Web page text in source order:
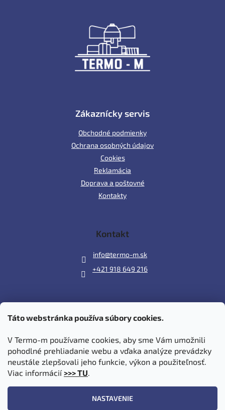
Táto webstránka používa súbory cookies.
V Termo-m používame cookies, aby sme Vám umožnili
pohodlné prehliadanie webu a vďaka analýze prevádzky
neustále zlepšovali jeho funkcie, výkon a použiteľnosť.
Viac informácií >>> TU.
NASTAVENIE
Zákaznícky servis
Obchodné podmienky
Ochrana osobných údajov
Cookies
Reklamácia
Doprava a poštovné
Kontakty
Kontakt
info@termo-m.sk
+421 918 649 216
Prijímame online platby